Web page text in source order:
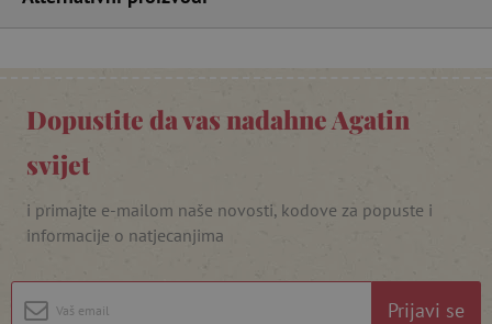
Dopustite da vas nadahne Agatin
svijet
i primajte e-mailom naše novosti, kodove za popuste i
informacije o natjecanjima
Prijavi se
featureFlagIdentifier
_lb_ccc .agatinsvijet.hr